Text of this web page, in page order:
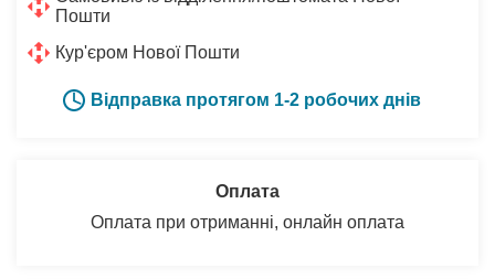
Пошти
Кур'єром Нової Пошти
Відправка протягом 1-2 робочих днів
Оплата
Оплата при отриманні, онлайн оплата